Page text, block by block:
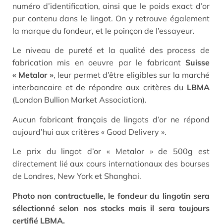
numéro d’identification, ainsi que le poids exact d’or
pur contenu dans le lingot. On y retrouve également
la marque du fondeur, et le poinçon de l’essayeur.
Le niveau de pureté et la qualité des process de
fabrication mis en oeuvre par le fabricant Suisse
« Metalor », leur permet d’être eligibles sur la marché
interbancaire et de répondre aux critères du LBMA
(London Bullion Market Association).
Aucun fabricant français de lingots d’or ne répond
aujourd’hui aux critères « Good Delivery ».
Le prix du lingot d’or « Metalor » de 500g est
directement lié aux cours internationaux des bourses
de Londres, New York et Shanghai.
Photo non contractuelle, le fondeur du lingotin sera
sélectionné selon nos stocks mais il sera toujours
certifié LBMA.